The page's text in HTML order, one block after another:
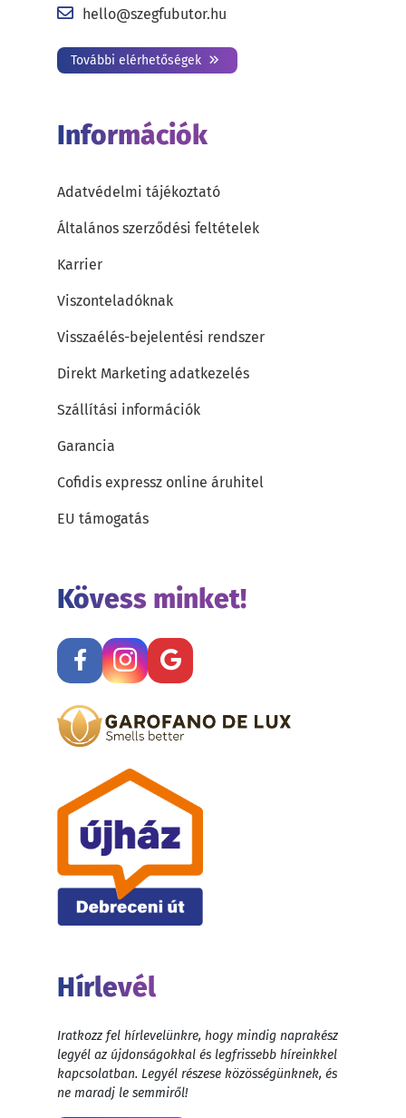
hello@szegfubutor.hu
További elérhetőségek
Információk
Adatvédelmi tájékoztató
Általános szerződési feltételek
Karrier
Viszonteladóknak
Visszaélés-bejelentési rendszer
Direkt Marketing adatkezelés
Szállítási információk
Garancia
Cofidis expressz online áruhitel
EU támogatás
Kövess minket!
Hírlevél
Iratkozz fel hírlevelünkre, hogy mindig naprakész
legyél az újdonságokkal és legfrissebb híreinkkel
kapcsolatban. Legyél részese közösségünknek, és
ne maradj le semmiről!